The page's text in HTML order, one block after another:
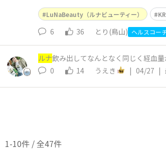
LuNaBeauty（ルナビューティー）
6 36 とり(鳥山) ヘルスコー
ルナ飲み出してなんとなく同じく経血
0
14 うえき | 04/27 |
1-10件 / 全47件